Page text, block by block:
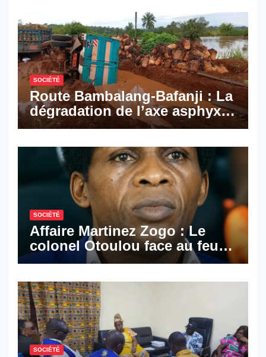
numériques made in
Cameroon
SOCIÉTÉ
Route Bambalang-Bafanji : La
dégradation de l’axe asphyxie
les activités économiques
SOCIÉTÉ
Affaire Martinez Zogo : Le
colonel Otoulou face au feu
croisé des avocats de la
SOCIÉTÉ